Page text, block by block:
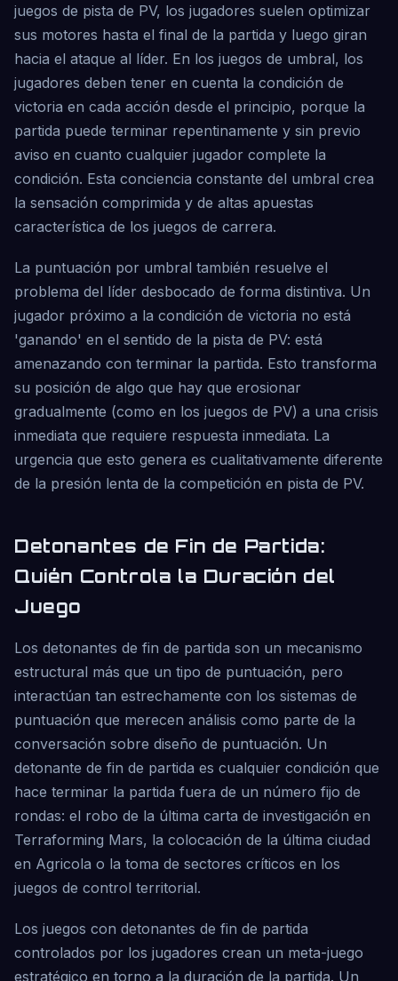
juegos de pista de PV, los jugadores suelen optimizar
sus motores hasta el final de la partida y luego giran
hacia el ataque al líder. En los juegos de umbral, los
jugadores deben tener en cuenta la condición de
victoria en cada acción desde el principio, porque la
partida puede terminar repentinamente y sin previo
aviso en cuanto cualquier jugador complete la
condición. Esta conciencia constante del umbral crea
la sensación comprimida y de altas apuestas
característica de los juegos de carrera.
La puntuación por umbral también resuelve el
problema del líder desbocado de forma distintiva. Un
jugador próximo a la condición de victoria no está
'ganando' en el sentido de la pista de PV: está
amenazando con terminar la partida. Esto transforma
su posición de algo que hay que erosionar
gradualmente (como en los juegos de PV) a una crisis
inmediata que requiere respuesta inmediata. La
urgencia que esto genera es cualitativamente diferente
de la presión lenta de la competición en pista de PV.
Detonantes de Fin de Partida:
Quién Controla la Duración del
Juego
Los detonantes de fin de partida son un mecanismo
estructural más que un tipo de puntuación, pero
interactúan tan estrechamente con los sistemas de
puntuación que merecen análisis como parte de la
conversación sobre diseño de puntuación. Un
detonante de fin de partida es cualquier condición que
hace terminar la partida fuera de un número fijo de
rondas: el robo de la última carta de investigación en
Terraforming Mars, la colocación de la última ciudad
en Agricola o la toma de sectores críticos en los
juegos de control territorial.
Los juegos con detonantes de fin de partida
controlados por los jugadores crean un meta-juego
estratégico en torno a la duración de la partida. Un